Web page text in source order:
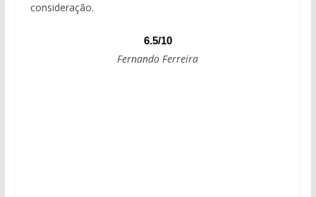
consideração.
6.5/10
Fernando Ferreira